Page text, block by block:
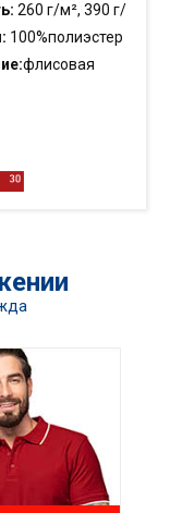
260 г/м², 390 г/
100%полиэстер
флисовая
отделка;